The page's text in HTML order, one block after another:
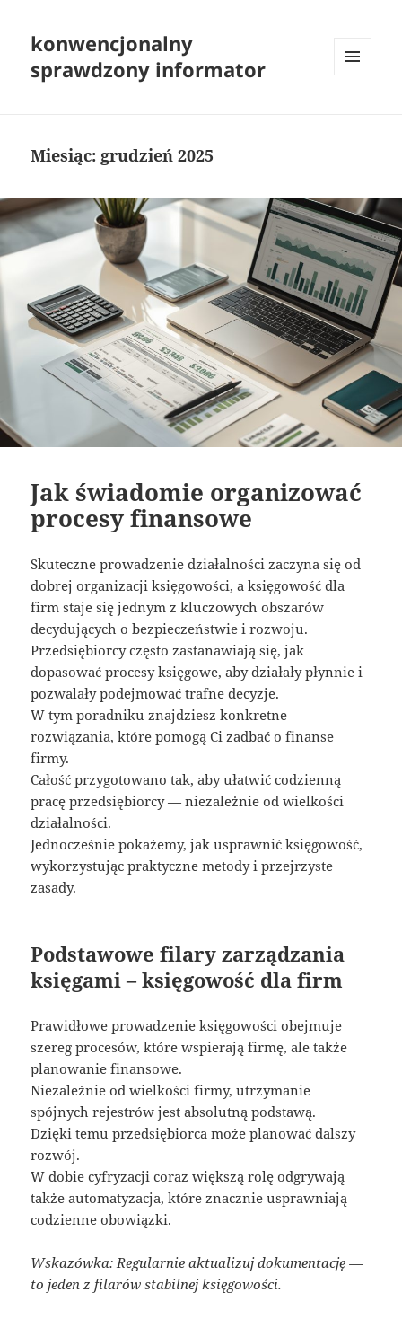
konwencjonalny
sprawdzony informator
Miesiąc: grudzień 2025
Jak świadomie organizować
procesy finansowe
Skuteczne prowadzenie działalności zaczyna się od
dobrej organizacji księgowości, a księgowość dla
firm staje się jednym z kluczowych obszarów
decydujących o bezpieczeństwie i rozwoju.
Przedsiębiorcy często zastanawiają się, jak
dopasować procesy księgowe, aby działały płynnie i
pozwalały podejmować trafne decyzje.
W tym poradniku znajdziesz konkretne
rozwiązania, które pomogą Ci zadbać o finanse
firmy.
Całość przygotowano tak, aby ułatwić codzienną
pracę przedsiębiorcy — niezależnie od wielkości
działalności.
Jednocześnie pokażemy, jak usprawnić księgowość,
wykorzystując praktyczne metody i przejrzyste
zasady.
Podstawowe filary zarządzania
księgami – księgowość dla firm
Prawidłowe prowadzenie księgowości obejmuje
szereg procesów, które wspierają firmę, ale także
planowanie finansowe.
Niezależnie od wielkości firmy, utrzymanie
spójnych rejestrów jest absolutną podstawą.
Dzięki temu przedsiębiorca może planować dalszy
rozwój.
W dobie cyfryzacji coraz większą rolę odgrywają
także automatyzacja, które znacznie usprawniają
codzienne obowiązki.
Wskazówka: Regularnie aktualizuj dokumentację —
to jeden z filarów stabilnej księgowości.